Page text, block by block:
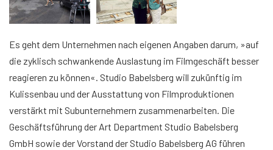
Es geht dem Unternehmen nach eigenen Angaben darum, »auf
die zyklisch schwankende Auslastung im Filmgeschäft besser
reagieren zu können«. Studio Babelsberg will zukünftig im
Kulissenbau und der Ausstattung von Filmproduktionen
verstärkt mit Subunternehmern zusammenarbeiten. Die
Geschäftsführung der Art Department Studio Babelsberg
GmbH sowie der Vorstand der Studio Babelsberg AG führen